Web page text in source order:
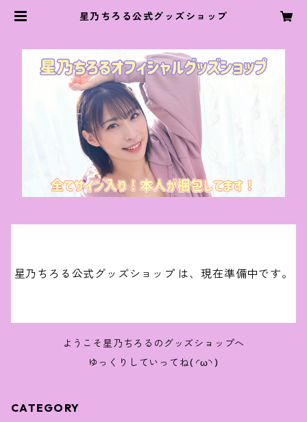
星乃ちろる公式グッズショップ
星乃ちろる公式グッズショップ は、現在準備中です。
ようこそ星乃ちろるのグッズショップへ
ゆっくりしていってね( ◜ω◝ )
CATEGORY